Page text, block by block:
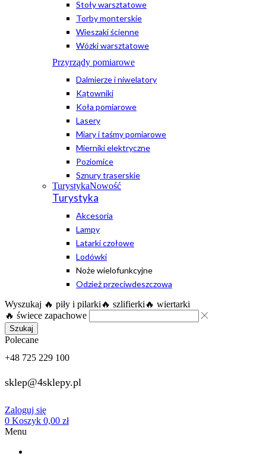
Stoły warsztatowe
Torby monterskie
Wieszaki ścienne
Wózki warsztatowe
Przyrządy pomiarowe
Dalmierze i niwelatory
Kątowniki
Koła pomiarowe
Lasery
Miary i taśmy pomiarowe
Mierniki elektryczne
Poziomice
Sznury traserskie
TurystykaNowość
Turystyka
Akcesoria
Lampy
Latarki czołowe
Lodówki
Noże wielofunkcyjne
Odzież przeciwdeszczowa
Wyszukaj 🔥 piły i pilarki 🔥 szlifierki 🔥 wiertarki
🔥 świece zapachowe
Szukaj
Polecane
+48 725 229 100
sklep@4sklepy.pl
Zaloguj się
0 Koszyk 0,00 zł
Menu